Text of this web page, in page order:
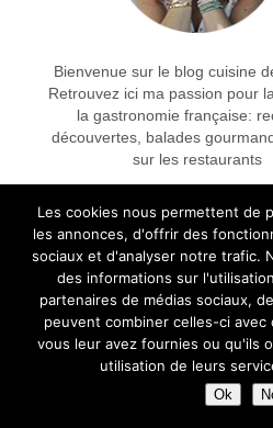
Bienvenue sur le blog cuisine
Retrouvez ici ma passion pour
la gastronomie française:
découvertes, balades
sur les restaurants
Partenariats
Les cookies nous permettent de
les annonces, d'offrir des
sociaux et d'analyser notre trafic.
des informations sur
partenaires de médias sociaux,
peuvent combiner celles-ci
vous leur avez fournies ou qu'ils
utilisation de leurs
Ok